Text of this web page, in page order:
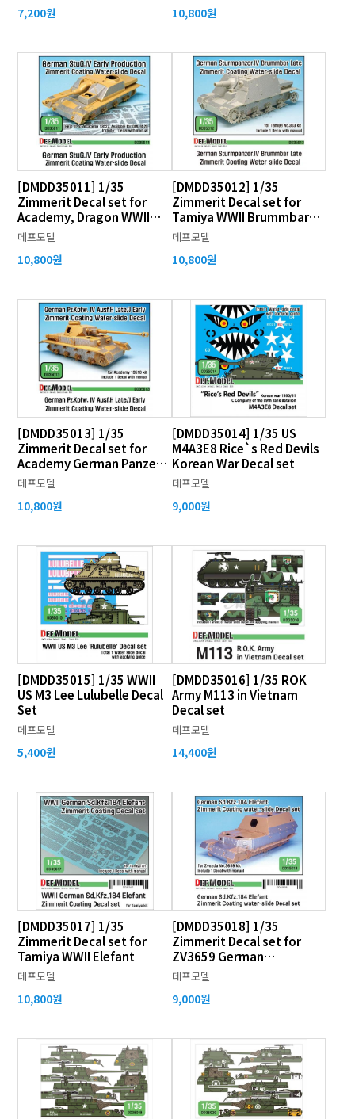
7,200원 10,800원
[DMDD35011] 1/35
Zimmerit Decal set for
Academy, Dragon WWII
German StuG IV Early
데프모델
10,800원
[DMDD35012] 1/35
Zimmerit Decal set for
Tamiya WWII Brummbar
Late
데프모델
10,800원
[DMDD35013] 1/35
Zimmerit Decal set for
Academy German Panzer
IV Ausf.H Late/J Early
데프모델
10,800원
[DMDD35014] 1/35 US
M4A3E8 Rice`s Red Devils
Korean War Decal set
데프모델
9,000원
[DMDD35015] 1/35 WWII
US M3 Lee Lulubelle Decal
Set
데프모델
5,400원
[DMDD35016] 1/35 ROK
Army M113 in Vietnam
Decal set
데프모델
14,400원
[DMDD35017] 1/35
Zimmerit Decal set for
Tamiya WWII Elefant
데프모델
10,800원
[DMDD35018] 1/35
Zimmerit Decal set for
ZV3659 German
Sd.kfz.184 Elefant
데프모델
9,000원